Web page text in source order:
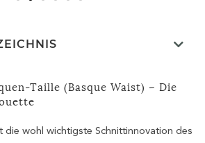
Taille (Basque Waist) – Die
die wohl wichtigste Schnittinnovation des